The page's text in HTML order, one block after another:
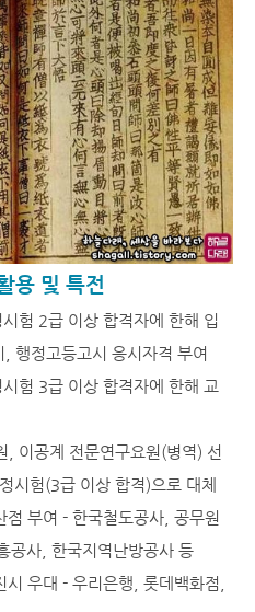
용 및 특전
험 2급 이상 합격자에 한해 입
행정고등고시 응시자격 부여
험 3급 이상 합격자에 한해 교
이공계 전문연구요원(병역) 선
시험(3급 이상 합격)으로 대체
부여 - 한국철도공사, 공무원
공사, 한국지역난방공사 등
우대 - 우리은행, 롯데백화점,